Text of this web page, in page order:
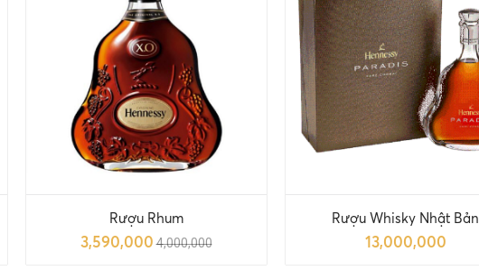
Rượu Rhum
3,590,000 4,000,000
Rượu Whisky Nhật Bản
13,000,000